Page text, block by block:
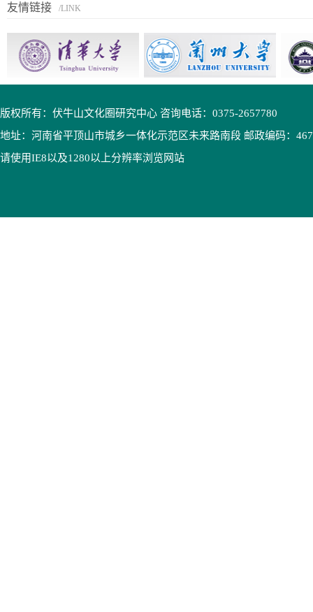
友情链接 /LINK
版权所有：伏牛山文化圈研究中心 咨询电话：0375-2657780
地址：河南省平顶山市城乡一体化示范区未来路南段 邮政编码：
请使用IE8以及1280以上分辨率浏览网站